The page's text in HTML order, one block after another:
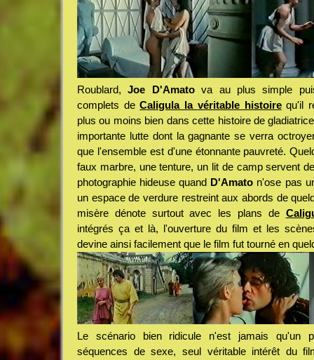
Roublard,Joe D'Amatova au plus simple
complets deCaligula la véritable histoirequ'il
plus ou moins bien dans cette histoire de
importante lutte dont la gagnante se verra
que l'ensemble est d'une étonnante pauvreté.
faux marbre, une tenture, un lit de camp servent
photographie hideuse quand D'Amato n'ose pas
un espace de verdure restreint aux abords de
misère dénote surtout avec les plans de
intégrés ça et là, l'ouverture du film et les
devine ainsi facilement que le film fut tourné en
Le scénario bien ridicule n'est jamais qu'un
séquences de sexe, seul véritable intérêt du